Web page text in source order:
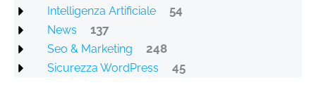
Intelligenza Artificiale 54
News 137
Seo & Marketing 248
Sicurezza WordPress 45